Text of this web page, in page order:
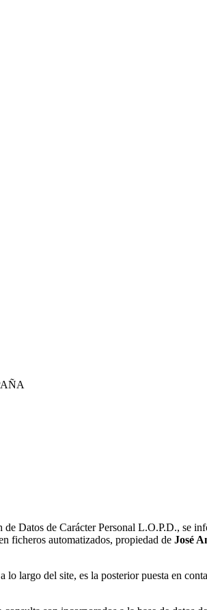
Datos de Carácter Personal L.O.P.D., se
ficheros automatizados, propiedad de José
largo del site, es la posterior puesta en